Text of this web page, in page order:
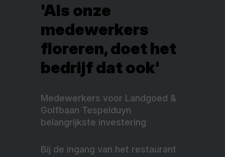
'Als onze
medewerkers
floreren, doet het
bedrijf dat ook'
Medewerkers voor Landgoed &
Golfbaan Tespelduyn
belangrijkste investering
Bij de ingang van het restaurant